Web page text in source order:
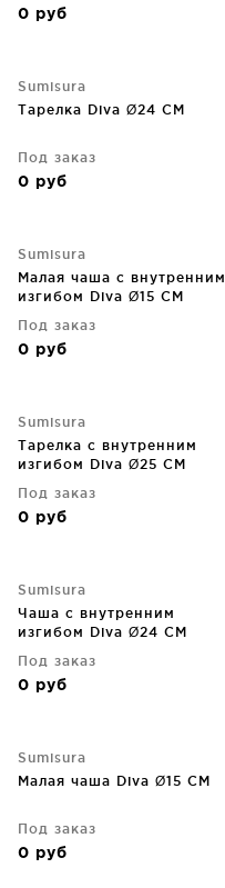
0 руб
Sumisura
Тарелка Diva Ø24 CM
Под заказ
0 руб
Sumisura
Малая чаша с внутренним
изгибом Diva Ø15 CM
Под заказ
0 руб
Sumisura
Тарелка с внутренним
изгибом Diva Ø25 CM
Под заказ
0 руб
Sumisura
Чаша с внутренним
изгибом Diva Ø24 CM
Под заказ
0 руб
Sumisura
Малая чаша Diva Ø15 CM
Под заказ
0 руб